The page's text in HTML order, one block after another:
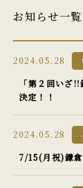
お知らせ一覧
2024.05.28
「第２回いざ
決定！！
2024.05.28
7/15(月祝)鎌倉